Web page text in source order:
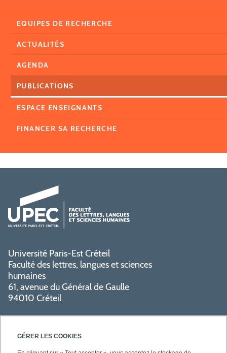
GÉRER LES COOKIES
EQUIPES DE RECHERCHE
ACTUALITÉS
AGENDA
PUBLICATIONS
ESPACE ENSEIGNANTS
FINANCER SA RECHERCHE
Université Paris-Est Créteil
Faculté des lettres, langues et sciences
humaines
61, avenue du Général de Gaulle
94010 Créteil